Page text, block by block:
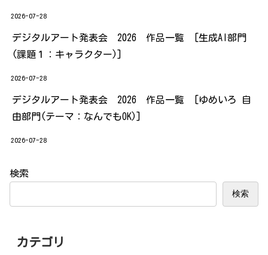
2026-07-28
デジタルアート発表会 2026 作品一覧 [生成AI部門
(課題１：キャラクター)]
2026-07-28
デジタルアート発表会 2026 作品一覧 [ゆめいろ 自
由部門(テーマ：なんでもOK)]
2026-07-28
検索
検索
カテゴリ